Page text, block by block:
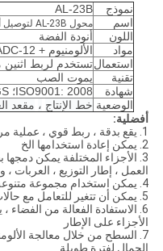
نموذج
AL-23B
اسم
محول AL-23B لتوصيل أنابيب الألومنيوم وملامح الألومنيوم
اللون
أنودة الفضة
مواد
الألومنيوم + ADC-12
استعمالتستخدم لربط اثنين
تقنية
يموت الصب
شهادة
ISO9001: 2008؛ SGS
الوضعية خط الإنتاج ، مقعد
أفضلية:
1. يقع بدقة ، ربط قوي ، عملية مريحة ، قابلية قوية للتبادل
2. يمكن إعادة استخدامها الخ
3. الأجزاء المختلفة يمكن
العمل ، إطار التوزيع ، العربات
4. يمكن استخدام مجموعة متنوعة من الأساليب.
5. يمكن أن تتغير للتعامل مع حالات الطوارئ.
6. الاستفادة الفعالة من
الأجزاء على الإطار
7. السطح من خلال معالجة
الجمال لفترة طويلة